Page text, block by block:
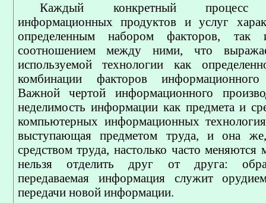
Каждый конкретный процесс
информационных продуктов и услуг
определенным набором факторов, так
соотношением между ними, что
используемой технологии как
комбинации факторов информационного
Важной чертой информационного
неделимость информации как предмета и
компьютерных информационных
выступающая предметом труда, и она
средством труда, настолько часто меняются
нельзя отделить друг от друга:
передаваемая информация служит
передачи новой информации.